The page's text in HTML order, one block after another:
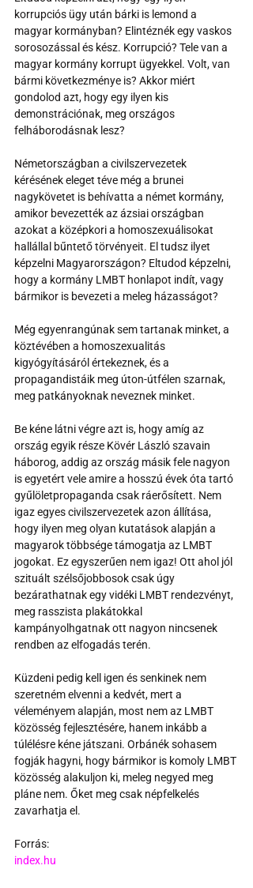
korrupciós ügy után bárki is lemond a
magyar kormányban? Elintéznék egy vaskos
sorosozással és kész. Korrupció? Tele van a
magyar kormány korrupt ügyekkel. Volt, van
bármi következménye is? Akkor miért
gondolod azt, hogy egy ilyen kis
demonstrációnak, meg országos
felháborodásnak lesz?
Németországban a civilszervezetek
kérésének eleget téve még a brunei
nagykövetet is behívatta a német kormány,
amikor bevezették az ázsiai országban
azokat a középkori a homoszexuálisokat
hallállal bűntető törvényeit. El tudsz ilyet
képzelni Magyarországon? Eltudod képzelni,
hogy a kormány LMBT honlapot indít, vagy
bármikor is bevezeti a meleg házasságot?
Még egyenrangúnak sem tartanak minket, a
köztévében a homoszexualitás
kigyógyításáról értekeznek, és a
propagandistáik meg úton-útfélen szarnak,
meg patkányoknak neveznek minket.
Be kéne látni végre azt is, hogy amíg az
ország egyik része Kövér László szavain
háborog, addig az ország másik fele nagyon
is egyetért vele amire a hosszú évek óta tartó
gyűlöletpropaganda csak ráerősített. Nem
igaz egyes civilszervezetek azon állítása,
hogy ilyen meg olyan kutatások alapján a
magyarok többsége támogatja az LMBT
jogokat. Ez egyszerűen nem igaz! Ott ahol jól
szituált szélsőjobbosok csak úgy
bezárathatnak egy vidéki LMBT rendezvényt,
meg rasszista plakátokkal
kampányolhgatnak ott nagyon nincsenek
rendben az elfogadás terén.
Küzdeni pedig kell igen és senkinek nem
szeretném elvenni a kedvét, mert a
véleményem alapján, most nem az LMBT
közösség fejlesztésére, hanem inkább a
túlélésre kéne játszani. Orbánék sohasem
fogják hagyni, hogy bármikor is komoly LMBT
közösség alakuljon ki, meleg negyed meg
pláne nem. Őket meg csak népfelkelés
zavarhatja el.
Forrás:
index.hu